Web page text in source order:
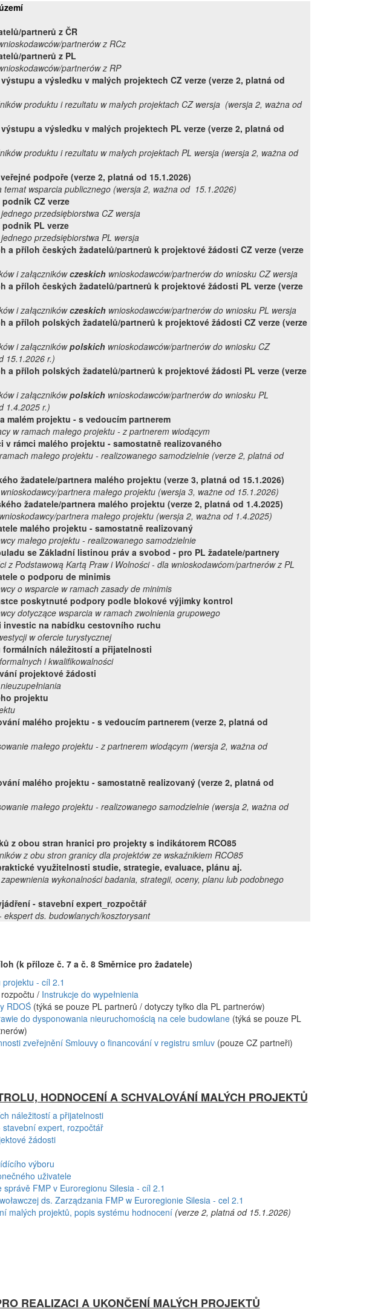
partnerů z ČR
partnerów z RCz
partnerů z PL
partnerów z RP
a výsledku v malých projektech CZ verze (verze 2, platná od
produktu i rezultatu w małych projektach CZ wersja (wersja 2, ważna od
a výsledku v malých projektech PL verze (verze 2, platná od
produktu i rezultatu w małych projektach PL wersja (wersja 2, ważna od
podpoře (verze 2, platná od 15.1.2026)
temat wsparcia publicznego (wersja 2, ważna od 15.1.2026)
CZ verze
przedsiębiorstwa CZ wersja
PL verze
przedsiębiorstwa PL wersja
a příloh českých žadatelů/partnerů k projektové žádosti CZ verze (verze
i załącznikówczeskich wnioskodawców/partnerów do wniosku CZ wersja
a příloh českých žadatelů/partnerů k projektové žádosti PL verze (verze
i załącznikówczeskich wnioskodawców/partnerów do wniosku PL wersja
a příloh polských žadatelů/partnerů k projektové žádosti CZ verze (verze
i załącznikówpolskich wnioskodawców/partnerów do wniosku CZ
15.1.2026 r.)
a příloh polských žadatelů/partnerů k projektové žádosti PL verze (verze
i załącznikówpolskich wnioskodawców/partnerów do wniosku PL
1.4.2025 r.)
malém projektu - s vedoucím partnerem
w ramach małego projektu - z partnerem wiodącym
v rámci malého projektu - samostatně realizovaného
małego projektu - realizowanego samodzielnie (verze 2, platná od
žadatele/partnera malého projektu (verze 3, platná od 15.1.2026)
partnera małego projektu (wersja 3, ważne od 15.1.2026)
žadatele/partnera malého projektu (verze 2, platná od 1.4.2025)
partnera małego projektu (wersja 2, ważna od 1.4.2025)
malého projektu - samostatně realizovaný
małego projektu - realizowanego samodzielnie
se Základní listinou práv a svobod - pro PL žadatele/partnery
z Podstawową Kartą Praw i Wolności - dla wnioskodawćom/partnerów z PL
o podporu de minimis
o wsparcie w ramach zasady de minimis
poskytnuté podpory podle blokové výjimky kontrol
dotyczące wsparcia w ramach zwolnienia grupowego
investic na nabídku cestovního ruchu
w ofercie turystycznej
náležitostí a přijatelnosti
i kwalifikowalności
projektové žádosti
projektu
malého projektu - s vedoucím partnerem (verze 2, platná od
małego projektu - z partnerem wiodącym (wersja 2, ważna od
malého projektu - samostatně realizovaný (verze 2, platná od
małego projektu - realizowanego samodzielnie (wersja 2, ważna od
z obou stran hranici pro projekty s indikátorem RCO85
z obu stron granicy dla projektów ze wskaźnikiem RCO85
využitelnosti studie, strategie, evaluace, plánu aj.
wykonalności badania, strategii, oceny, planu lub podobnego
- stavební expert_rozpočtář
ekspert ds. budowlanych/kosztorysant
(k příloze č. 7 a č. 8 Směrnice pro žadatele)
- cíl 2.1
/ Instrukcje do wypełnienia
RDOŚ (týká se pouze PL partnerů / dotyczy tyłko dla PL partnerów)
do dysponowania nieuruchomością na cele budowlane (týká se pouze PL
zveřejnění Smlouvy o financování v registru smluv (pouze CZ partneři)
HODNOCENÍ A SCHVALOVÁNÍ MALÝCH PROJEKTŮ
náležitostí a přijatelnosti
expert, rozpočtář
žádosti
výboru
uživatele
FMP v Euroregionu Silesia - cíl 2.1
ds. Zarządzania FMP w Euroregionie Silesia - cel 2.1
malých projektů, popis systému hodnocení (verze 2, platná od 15.1.2026)
REALIZACI A UKONČENÍ MALÝCH PROJEKTŮ